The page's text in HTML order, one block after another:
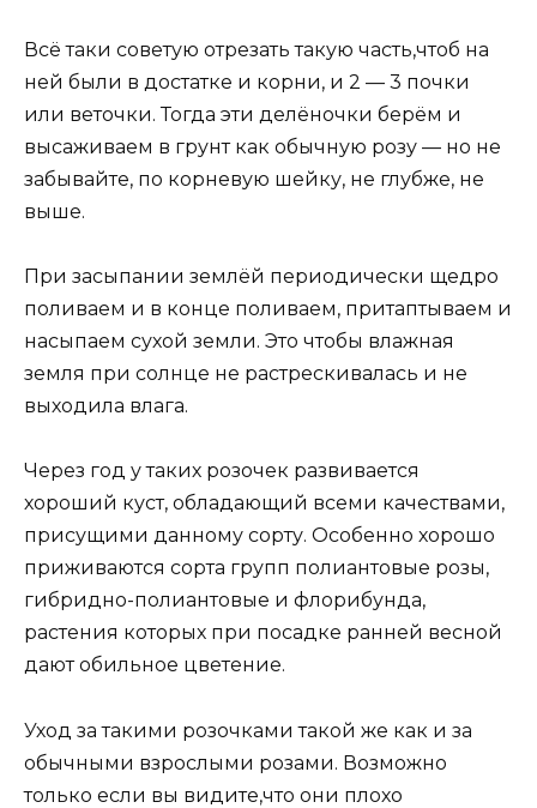
Всё таки советую отрезать такую часть,чтоб на
ней были в достатке и корни, и 2 — 3 почки
или веточки. Тогда эти делёночки берём и
высаживаем в грунт как обычную розу — но не
забывайте, по корневую шейку, не глубже, не
выше.
При засыпании землёй периодически щедро
поливаем и в конце поливаем, притаптываем и
насыпаем сухой земли. Это чтобы влажная
земля при солнце не растрескивалась и не
выходила влага.
Через год у таких розочек развивается
хороший куст, обладающий всеми качествами,
присущими данному сорту. Особенно хорошо
приживаются сорта групп полиантовые розы,
гибридно-полиантовые и флорибунда,
растения которых при посадке ранней весной
дают обильное цветение.
Уход за такими розочками такой же как и за
обычными взрослыми розами. Возможно
только если вы видите,что они плохо